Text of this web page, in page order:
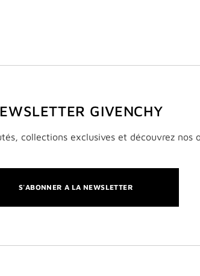
GIVENCHY
collections exclusives et découvrez nos
S'ABONNER A LA NEWSLETTER